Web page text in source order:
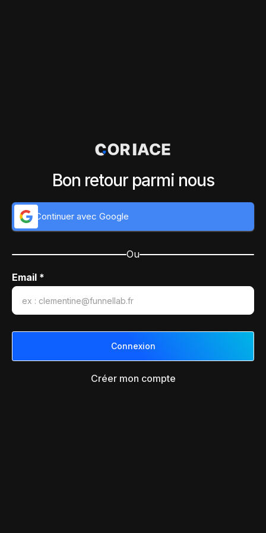
Bon retour parmi nous
Continuer avec Google
Ou
Email *
Créer mon compte